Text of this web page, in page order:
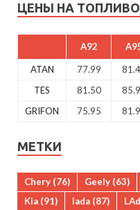
ЦЕНЫ НА ТОПЛИВО
A92
ATAN 77.99
TES
81.50
GRIFON
75.95
МЕТКИ
Chery (76) Geely (63)
Kia (91) lada (87)